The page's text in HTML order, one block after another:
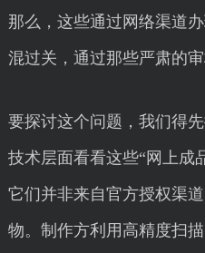
那么，这些通过网络渠道
混过关，通过那些严肃的审
要探讨这个问题，我们得
技术层面看看这些“网上成
它们并非来自官方授权渠
物。制作方利用高精度扫